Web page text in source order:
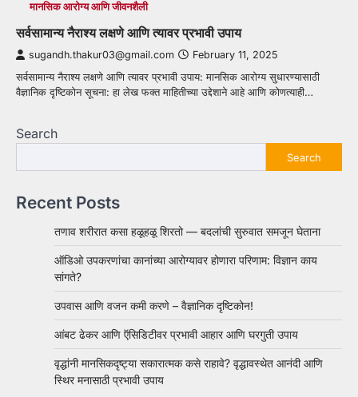
मानसिक आरोग्य आणि जीवनशैली
सर्वसामान्य नैराश्य लक्षणे आणि त्यावर प्रभावी उपाय
sugandh.thakur03@gmail.com February 11, 2025
सर्वसामान्य नैराश्य लक्षणे आणि त्यावर प्रभावी उपाय: मानसिक आरोग्य सुधारण्यासाठी
वैज्ञानिक दृष्टिकोन सूचना: हा लेख फक्त माहितीच्या उद्देशाने आहे आणि कोणत्याही…
Search
Search
Recent Posts
तणाव शरीरात कसा हळूहळू शिरतो — बदलांची सुरुवात समजून घेताना
ऑडिओ उपकरणांचा कानांच्या आरोग्यावर होणारा परिणाम: विज्ञान काय
सांगते?
उपवास आणि वजन कमी करणे – वैज्ञानिक दृष्टिकोन!
आंबट ढेकर आणि ऍसिडिटीवर प्रभावी आहार आणि घरगुती उपाय
वृद्धांनी मानसिकदृष्ट्या सकारात्मक कसे राहावे? वृद्धावस्थेत आनंदी आणि
स्थिर मनासाठी प्रभावी उपाय